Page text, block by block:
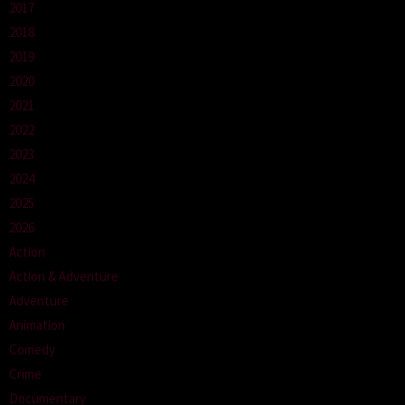
2017
2018
2019
2020
2021
2022
2023
2024
2025
2026
Action
Action & Adventure
Adventure
Animation
Comedy
Crime
Documentary